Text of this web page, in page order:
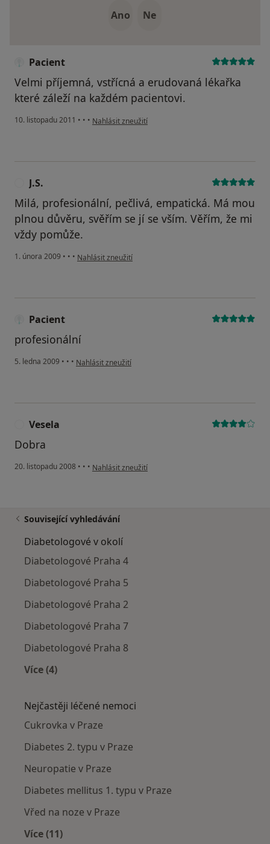
Ano Ne
Pacient
Velmi příjemná, vstřícná a erudovaná lékařka
které záleží na každém pacientovi.
10. listopadu 2011 • • • podle názoru uživatele Pacient
Nahlásit zneužití
J.S.
Milá, profesionální, pečlivá, empatická. Má mou
plnou důvěru, svěřím se jí se vším. Věřím, že mi
vždy pomůže.
1. února 2009 • • • podle názoru uživatele J.S.
Nahlásit zneužití
Pacient
profesionální
5. ledna 2009 • • • podle názoru uživatele Pacient
Nahlásit zneužití
Vesela
Dobra
20. listopadu 2008 • • • podle názoru uživatele Vesela
Nahlásit zneužití
Související vyhledávání
Diabetologové v okolí
Diabetologové Praha 4
Diabetologové Praha 5
Diabetologové Praha 2
Diabetologové Praha 7
Diabetologové Praha 8
Více (4)
Nejčastěji léčené nemoci
Cukrovka v Praze
Diabetes 2. typu v Praze
Neuropatie v Praze
Diabetes mellitus 1. typu v Praze
Vřed na noze v Praze
Více (11)